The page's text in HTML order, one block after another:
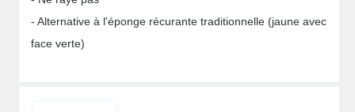
- Alternative à l'éponge récurante traditionnelle (jaune avec
face verte)